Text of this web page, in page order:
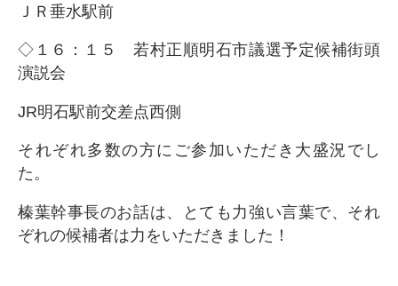
ＪＲ垂水駅前
◇１６：１５ 若村正順明石市議選予定候補街頭
演説会
JR明石駅前交差点西側
それぞれ多数の方にご参加いただき大盛況でし
た。
榛葉幹事長のお話は、とても力強い言葉で、それ
ぞれの候補者は力をいただきました！